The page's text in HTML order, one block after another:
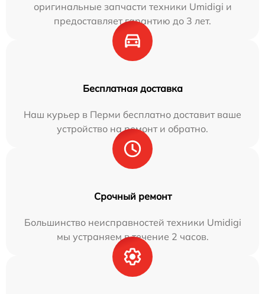
оригинальные запчасти техники Umidigi и
предоставляет гарантию до 3 лет.
Бесплатная доставка
Наш курьер в Перми бесплатно доставит ваше
устройство на ремонт и обратно.
Срочный ремонт
Большинство неисправностей техники Umidigi
мы устраняем в течение 2 часов.